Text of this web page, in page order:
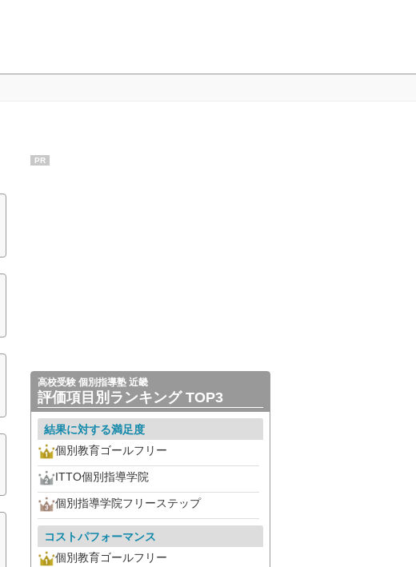
PR
高校受験 個別指導塾 近畿
評価項目別ランキング TOP3
結果に対する満足度
個別教育ゴールフリー
ITTO個別指導学院
個別指導学院フリーステップ
コストパフォーマンス
個別教育ゴールフリー